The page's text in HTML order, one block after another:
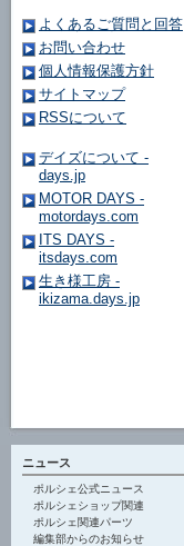
よくあるご質問と回答
お問い合わせ
個人情報保護方針
サイトマップ
RSSについて
デイズについて -
days.jp
MOTOR DAYS -
motordays.com
ITS DAYS -
itsdays.com
生き様工房 -
ikizama.days.jp
ニュース
ポルシェ公式ニュース
ポルシェショップ関連
ポルシェ関連パーツ
編集部からのお知らせ